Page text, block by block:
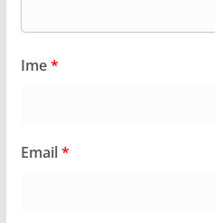
Ime*
Email*